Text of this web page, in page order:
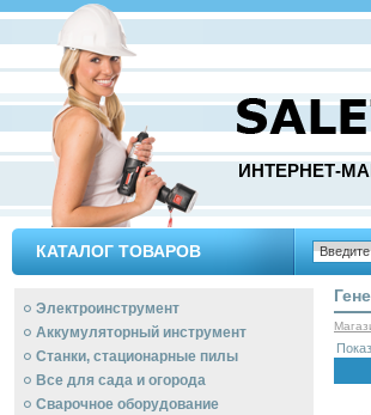
ИНТЕРНЕТ-
КАТАЛОГ ТОВАРОВ
Электроинструмент
Аккумуляторный инструмент
Станки, стационарные пилы
Все для сада и огорода
Сварочное оборудование